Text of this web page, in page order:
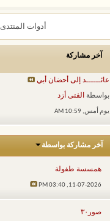
أدوات المنتدى
آخر مشاركة
عائــــــد إلى أحضان أبي
بواسطة الفتى أزد
يوم أمس, 10:59 AM
آخر مشاركة بواسطة
همسسة طفولة
11-07-2026,
03:40 PM
صور٣٠